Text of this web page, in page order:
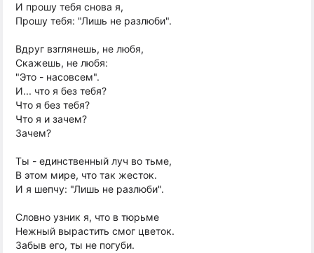
И прошу тебя снова я,
Прошу тебя: "Лишь не разлюби".
Вдруг взглянешь, не любя,
Скажешь, не любя:
"Это - насовсем".
И... что я без тебя?
Что я без тебя?
Что я и зачем?
Зачем?
Ты - единственный луч во тьме,
В этом мире, что так жесток.
И я шепчу: "Лишь не разлюби".
Словно узник я, что в тюрьме
Нежный вырастить смог цветок.
Забыв его, ты не погуби.